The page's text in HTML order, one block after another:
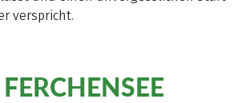
verspricht.